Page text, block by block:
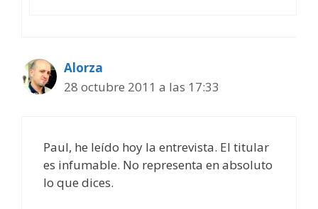
Alorza
28 octubre 2011 a las 17:33
Paul, he leído hoy la entrevista. El titular
es infumable. No representa en absoluto
lo que dices.